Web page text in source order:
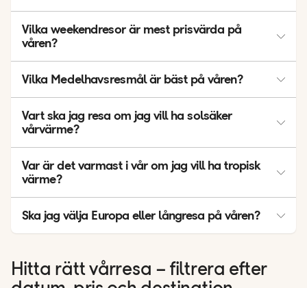
i lagom värme.
Vilka weekendresor är mest prisvärda på
våren?
upplevelse för pengarna
Vilka Medelhavsresmål är bäst på våren?
strand och bra hotell, ofta utan högsommarens trängsel.
Vart ska jag resa om jag vill ha solsäker
vårvärme?
till stabilt varmt väder.
Var är det varmast i vår om jag vill ha tropisk
värme?
varmt badvatten.
Ska jag välja Europa eller långresa på våren?
Hitta rätt vårresa – filtrera efter